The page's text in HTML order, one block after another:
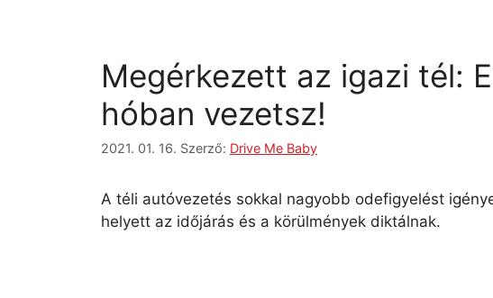
Megérkezett az igazi tél:
hóban vezetsz!
2021. 01. 16. Szerző: Drive Me Baby
A téli autóvezetés sokkal nagyobb odefigyelést
helyett az időjárás és a körülmények diktálnak.